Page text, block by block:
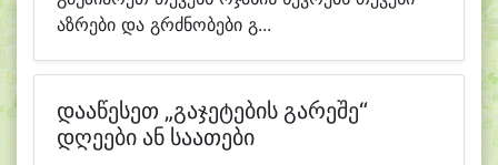
აზრები და გრძნობები გ...
დააწესეთ „გაჯეტების გარეშე“
დღეები ან საათები